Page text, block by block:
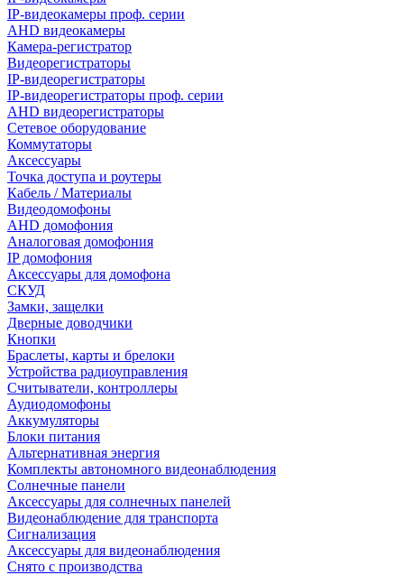
IP-видеокамеры проф. серии
AHD видеокамеры
Камера-регистратор
Видеорегистраторы
IP-видеорегистраторы
IP-видеорегистраторы проф. серии
AHD видеорегистраторы
Сетевое оборудование
Коммутаторы
Аксессуары
Точка доступа и роутеры
Кабель / Материалы
Видеодомофоны
AHD домофония
Аналоговая домофония
IP домофония
Аксессуары для домофона
СКУД
Замки, защелки
Дверные доводчики
Кнопки
Браслеты, карты и брелоки
Устройства радиоуправления
Считыватели, контроллеры
Аудиодомофоны
Аккумуляторы
Блоки питания
Альтернативная энергия
Комплекты автономного видеонаблюдения
Солнечные панели
Аксессуары для солнечных панелей
Видеонаблюдение для транспорта
Сигнализация
Аксессуары для видеонаблюдения
Снято с производства